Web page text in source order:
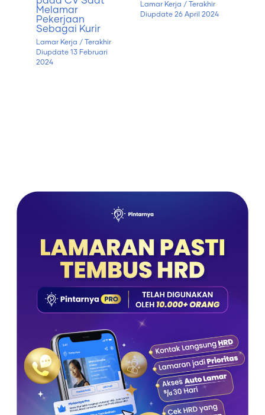
Melamar
Pekerjaan
Sebagai Kurir
Lamar Kerja / Terakhir
Diupdate 13 Februari
2024
Lamar Kerja / Terakhir
Diupdate26 April 2024